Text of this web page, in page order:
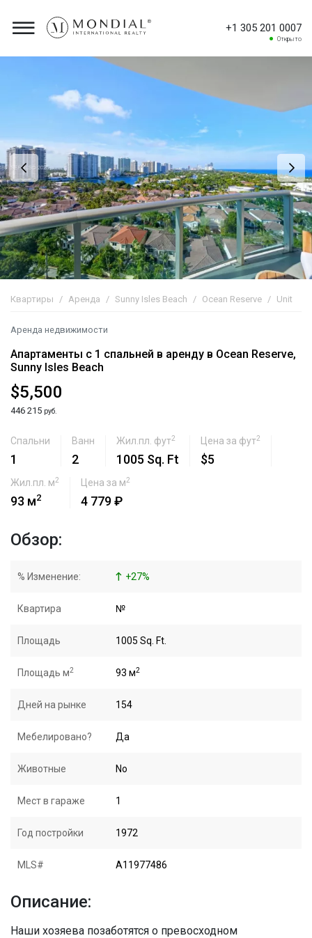
+1 305 201 0007
Открыто
Квартиры Аренда Sunny Isles Beach Ocean Reserve Unit
Аренда недвижимости
Апартаменты с 1 спальней в аренду в Ocean Reserve,
Sunny Isles Beach
$5,500
446 215 руб.
Спальни
1
Ванн
2
Жил.пл. фут2
1005 Sq. Ft
Цена за фут2
$5
Жил.пл. м2
93 м2
Цена за м2
4 779 ₽
Обзор:
% Изменение: +27%
Квартира №
Площадь 1005 Sq. Ft.
Площадь м2 93 м2
Дней на рынке 154
Мебелировано? Да
Животные No
Мест в гараже 1
Год постройки 1972
MLS# A11977486
Описание:
Наши хозяева позаботятся о превосходном